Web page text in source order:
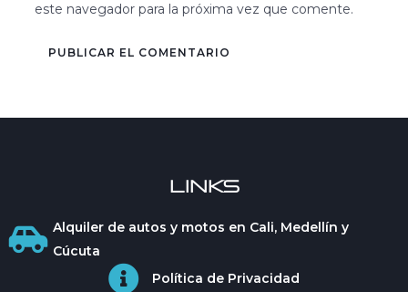
este navegador para la próxima vez que comente.
LINKS
Alquiler de autos y motos en Cali, Medellín y
Cúcuta
Política de Privacidad